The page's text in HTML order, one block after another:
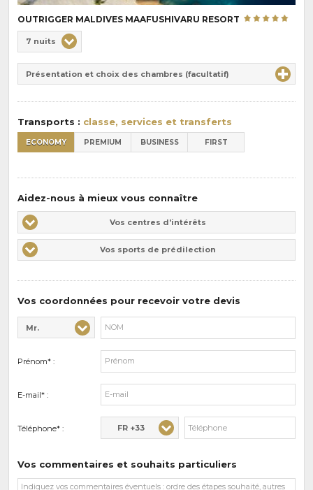
OUTRIGGER MALDIVES MAAFUSHIVARU RESORT
de
pension
:
Durée
7 nuits
Présentation et choix des chambres (facultatif)
Transports : classe, services et transferts
ECONOMY PREMIUM BUSINESS FIRST
Aidez-nous à mieux vous connaître
Vos
centres
d'intérêts
Vos centres d'intérêts
Vos
sports
Vos sports de prédilection
Vos coordonnées pour recevoir votre devis
Civilité* :
Mr.
Nom* :
Prénom* :
E-mail* :
Téléphone* : FR +33
Vos commentaires et souhaits particuliers
Vos